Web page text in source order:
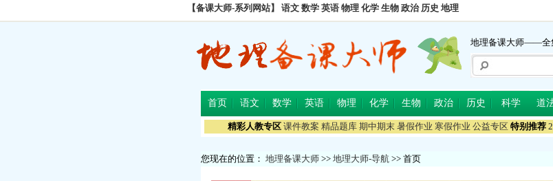
【备课大师-系列网站】 语文 数学 英语 物理 化学 生物 政治 历史 地理
地理备课大师——全
首页 语文 数学 英语 物理 化学 生物 政治 历史 科学 道
精彩人教专区 课件教案 精品题库 期中期末 暑假作业 寒假作业 公益专区 特别推荐 2
您现在的位置： 地理备课大师 >> 地理大师-导航 >> 首页